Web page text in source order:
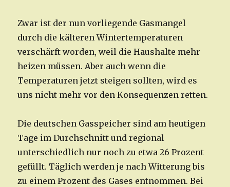
Zwar ist der nun vorliegende Gasmangel
durch die kälteren Wintertemperaturen
verschärft worden, weil die Haushalte mehr
heizen müssen. Aber auch wenn die
Temperaturen jetzt steigen sollten, wird es
uns nicht mehr vor den Konsequenzen retten.
Die deutschen Gasspeicher sind am heutigen
Tage im Durchschnitt und regional
unterschiedlich nur noch zu etwa 26 Prozent
gefüllt. Täglich werden je nach Witterung bis
zu einem Prozent des Gases entnommen. Bei